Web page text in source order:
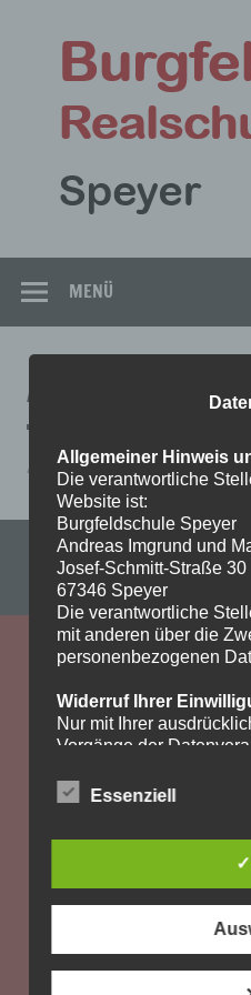
springen
MENÜ
Aufgaben_8Ethik1-2
Impressum &
WordPress-Theme:
Allgemeiner Hinweis
Die verantwortliche
Website ist:
Burgfeldschule Speyer
Andreas Imgrund und
Josef-Schmitt-Straße 30
67346 Speyer
Die verantwortliche
mit anderen über die
personenbezogenen
Widerruf Ihrer
Nur mit Ihrer
Vorgänge der
Widerruf genügt eine
Recht auf
Aufsichtsbehörde
Als Betroffener steht
der zuständigen
Aufsichtsbehörde
Essenziell